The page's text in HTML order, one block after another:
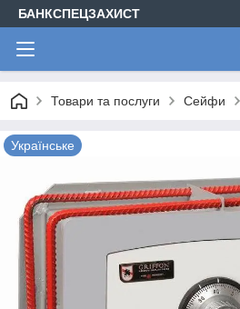
БАНКСПЕЦЗАХИСТ
Товари та послуги Сейфи
Українське